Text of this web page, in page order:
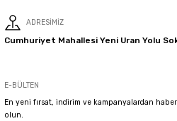
ADRESİMİZ
Cumhuriyet Mahallesi Yeni Uran Yolu
E-BÜLTEN
En yeni fırsat, indirim ve kampanyalardan
olun.